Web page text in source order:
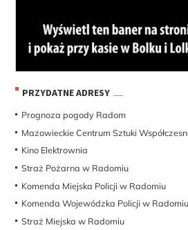
PRZYDATNE ADRESY
Prognoza pogody Radom
Mazowieckie Centrum Sztuki
Kino Elektrownia
Straż Pożarna w Radomiu
Komenda Miejska Policji w Radomiu
Komenda Wojewódzka Policji w Radomiu
Straż Miejska w Radomiu